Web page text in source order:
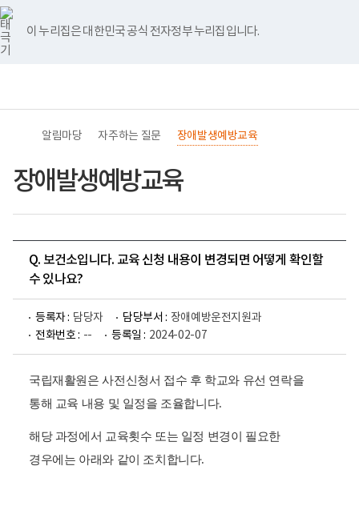
바
로
가
기
메
너
비
767px
이
하
이 누리집은 대한민국 공식 전자정부 누리집입니다.
영
검
메
홈
알림마당 자주하는 질문 장애발생예방교육
장애발생예방교육
Q. 보건소입니다. 교육 신청 내용이 변경되면 어떻게 확인할
수 있나요?
등록자 : 담당자 담당부서 : 장애예방운전지원과
전화번호 : -- 등록일 : 2024-02-07
국립재활원은 사전신청서 접수 후 학교와 유선 연락을
통해 교육 내용 및 일정을 조율합니다.
해당 과정에서 교육횟수 또는 일정 변경이 필요한
경우에는 아래와 같이 조치합니다.
유
튜
브
블
로
그
인
스
타
그
램
페
이
스
북